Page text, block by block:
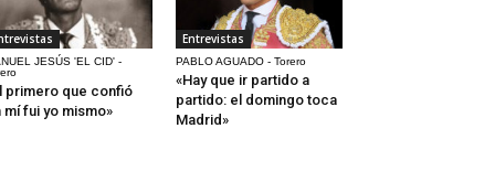
JESÚS 'EL CID' -
primero que confió
mí fui yo mismo»
Entrevistas
PABLO AGUADO - Torero
«Hay que ir partido a
partido: el domingo toca
Madrid»